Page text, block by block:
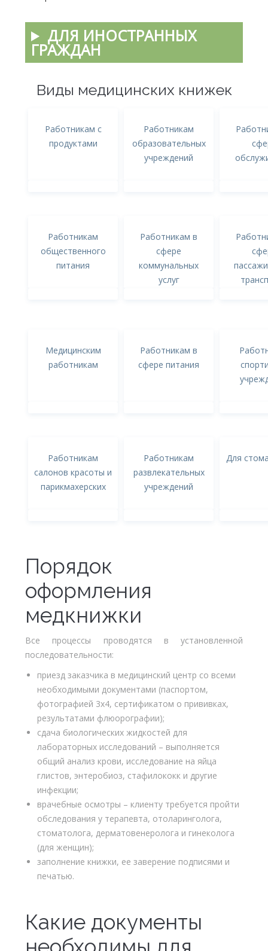
ДЛЯ ИНОСТРАННЫХ
ГРАЖДАН
Виды медицинских книжек
Работникам с
продуктами
Работникам
общественного
питания
Работникам
образовательных
учреждений
Работникам в
сфере
коммунальных
услуг
Медицинским
работникам
Работникам
салонов красоты и
парикмахерских
Работникам в
сфере питания
Работникам
развлекательных
учреждений
Для
Порядок
оформления
медкнижки
Все процессы проводятся в установленной
последовательности:
приезд заказчика в медицинский центр со всеми
необходимыми документами (паспортом,
фотографией 3х4, сертификатом о прививках,
результатами флюорографии);
сдача биологических жидкостей для
лабораторных исследований – выполняется
общий анализ крови, исследование на яйца
глистов, энтеробиоз, стафилококк и другие
инфекции;
врачебные осмотры – клиенту требуется пройти
обследования у терапевта, отоларинголога,
стоматолога, дерматовенеролога и гинеколога
(для женщин);
заполнение книжки, ее заверение подписями и
печатью.
Какие документы